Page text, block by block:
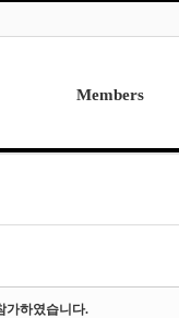
Members
Alumni
가하였습니다.